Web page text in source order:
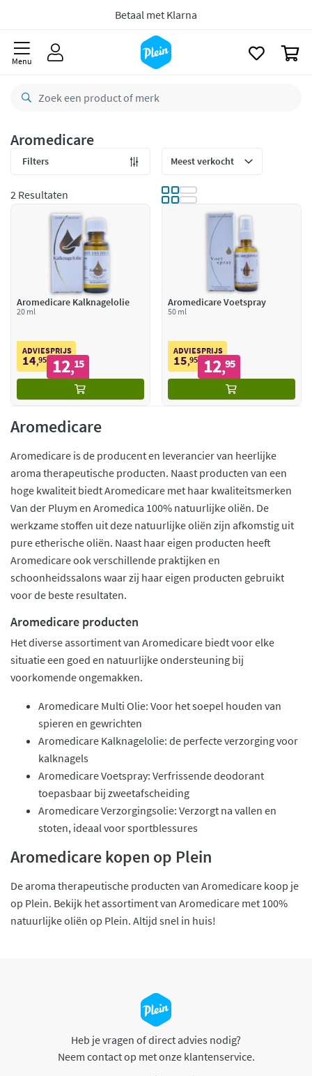
Gratisretourneren
8,7/10
CO2 neutraal
Betaal met Klarna
Menu
Aromedicare
Filters
2 Resultaten
Aromedicare Kalknagelolie
20 ml
ADVIESPRIJS
14,95 12,15
Aromedicare Voetspray
50 ml
ADVIESPRIJS
15,95 12,95
Aromedicare
Aromedicare is de producent en leverancier van heerlijke
aroma therapeutische producten. Naast producten van een
hoge kwaliteit biedt Aromedicare met haar kwaliteitsmerken
Van der Pluym en Aromedica 100% natuurlijke oliën. De
werkzame stoffen uit deze natuurlijke oliën zijn afkomstig uit
pure etherische oliën. Naast haar eigen producten heeft
Aromedicare ook verschillende praktijken en
schoonheidssalons waar zij haar eigen producten gebruikt
voor de beste resultaten.
Aromedicare producten
Het diverse assortiment van Aromedicare biedt voor elke
situatie een goed en natuurlijke ondersteuning bij
voorkomende ongemakken.
Aromedicare Multi Olie: Voor het soepel houden van
spieren en gewrichten
Aromedicare Kalknagelolie: de perfecte verzorging voor
kalknagels
Aromedicare Voetspray: Verfrissende deodorant
toepasbaar bij zweetafscheiding
Aromedicare Verzorgingsolie: Verzorgt na vallen en
stoten, ideaal voor sportblessures
Aromedicare kopen op Plein
De aroma therapeutische producten van Aromedicare koop je
op Plein. Bekijk het assortiment van Aromedicare met 100%
natuurlijke oliën op Plein. Altijd snel in huis!
Heb je vragen of direct advies nodig?
Neem contact op met onze klantenservice.